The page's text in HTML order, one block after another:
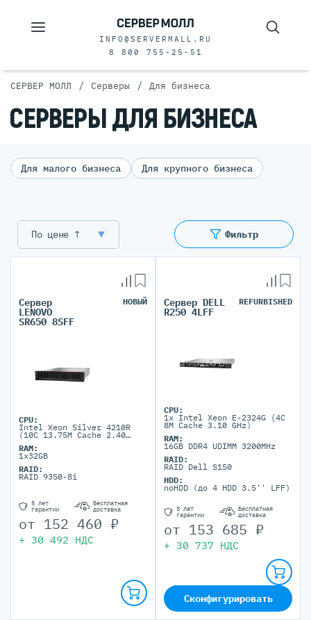
INFO@SERVERMALL.RU
8 800 755-25-51
СЕРВЕР МОЛЛ / Серверы / Для бизнеса
СЕРВЕРЫ ДЛЯ БИЗНЕСА
Для малого бизнеса Для крупного бизнеса
Фильтр
По цене ↑
Сервер
LENOVO
SR650 8SFF
НОВЫЙ
CPU:
Intel Xeon Silver 4210R
(10C 13.75M Cache 2.40
RAM:
1x32GB
RAID:
RAID 9350-8i
5 лет
гарантии
Бесплатная
доставка
от 152 460 ₽
+ 30 492 НДС
Сервер DELL
R250 4LFF
REFURBISHED
CPU:
1x Intel Xeon E-2324G (4C
8M Cache 3.10 GHz)
RAM:
16GB DDR4 UDIMM 3200MHz
RAID:
RAID Dell S150
HDD:
noHDD (до 4 HDD 3.5'' LFF)
5 лет
гарантии
Бесплатная
доставка
от 153 685 ₽
+ 30 737 НДС
Сконфигурировать